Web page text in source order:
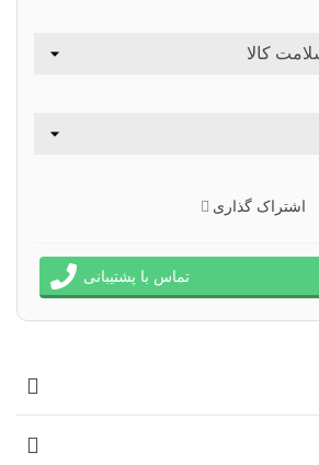
اشتراک گذاری
تماس با پشتیبانی